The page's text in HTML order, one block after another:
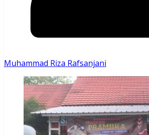
Muhammad Riza Rafsanjani